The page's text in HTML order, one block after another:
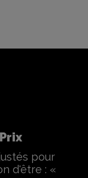
pour
d'être : «